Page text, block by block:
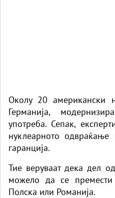
Околу 20 американски
Германија,
употреба. Сепак,
нуклеарното
гаранција.
Тие веруваат дека дел
можело да се
Полска или Романија.